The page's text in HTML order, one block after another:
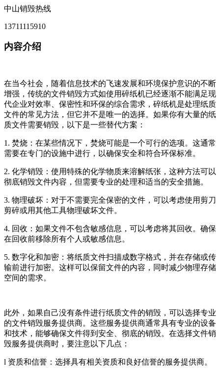
中山销毁热线
13711115910
内容介绍
在当今社会，随着信息技术的飞速发展和环境保护意识的不断
增强，传统的文件销毁方式如使用碎纸机已经逐渐不能满足现
代企业对效率、保密性和环保的综合需求，碎纸机是处理纸质
文件的常见方法，但它并不是唯一的选择。如果你有大量的纸
质文件需要销毁，以下是一些替代方案：
1. 焚烧：在某些情况下，焚烧可能是一个可行的选项。这通常
需要在专门的设施中进行，以确保安全和符合环保标准。
2. 化学销毁：使用特殊的化学物质来溶解纸张，这种方法可以
彻底销毁文件内容，但需要专业的处理和适当的安全措施。
3. 物理破坏：对于不需要完全保密的文件，可以考虑使用剪刀
剪碎或用其他工具物理破坏文件。
4. 回收：如果文件不包含敏感信息，可以考虑将其回收。确保
在回收前移除所有个人或敏感信息。
5. 数字化和加密：将纸质文件扫描成数字格式，并在存储或传
输前进行加密。这样可以保留文件的内容，同时减少物理存储
空间的需求。
此外，如果自己没有条件进行纸质文件的销毁，可以选择专业
的文件销毁服务提供商。这些服务提供商通常具有专业的设备
和技术，能够确保文件得到安全、彻底的销毁。在选择文件销
毁服务提供商时，要注意以下几点：
l 资质和信誉：选择具有相关资质和良好信誉的服务提供商。